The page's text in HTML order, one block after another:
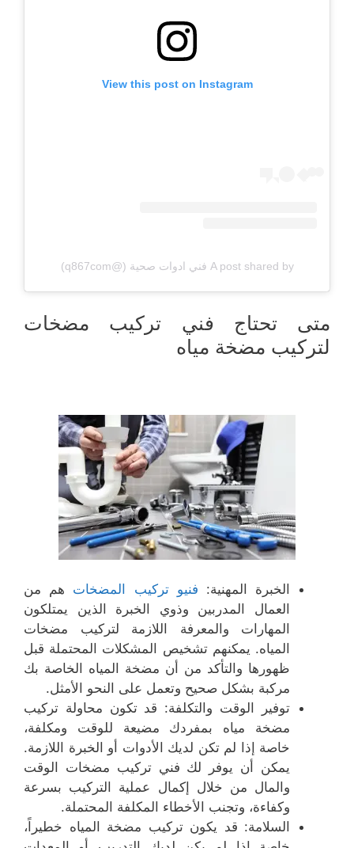
View this post on Instagram
A post shared by فني ادوات صحية (@q867com)
متى تحتاج فني تركيب مضخات
لتركيب مضخة مياه
الخبرة المهنية: فنيو تركيب المضخات هم من
العمال المدربين وذوي الخبرة الذين يمتلكون
المهارات والمعرفة اللازمة لتركيب مضخات
المياه. يمكنهم تشخيص المشكلات المحتملة قبل
ظهورها والتأكد من أن مضخة المياه الخاصة بك
مركبة بشكل صحيح وتعمل على النحو الأمثل.
توفير الوقت والتكلفة: قد تكون محاولة تركيب
مضخة مياه بمفردك مضيعة للوقت ومكلفة،
خاصة إذا لم تكن لديك الأدوات أو الخبرة اللازمة.
يمكن أن يوفر لك فني تركيب مضخات الوقت
والمال من خلال إكمال عملية التركيب بسرعة
وكفاءة، وتجنب الأخطاء المكلفة المحتملة.
السلامة: قد يكون تركيب مضخة المياه خطيراً،